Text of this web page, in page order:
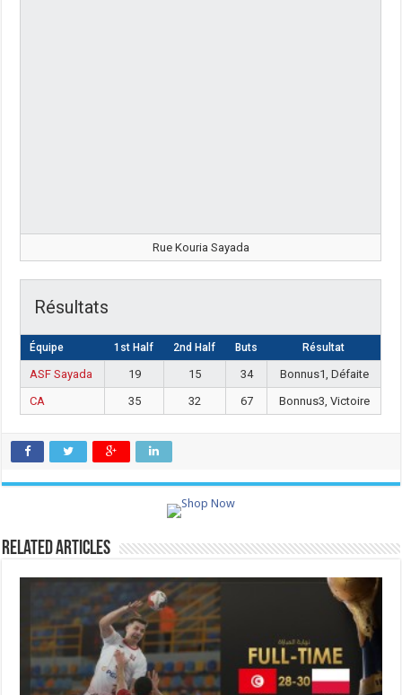
Rue Kouria Sayada
Résultats
Équipe 1st Half 2nd Half Buts Résultat
ASF Sayada 19 15 34
Bonnus1, Défaite
CA
35 32 67 Bonnus3, Victoire
Related Articles